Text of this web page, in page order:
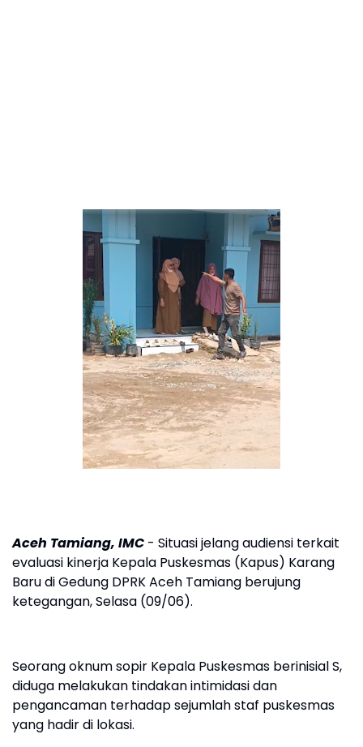
Aceh Tamiang, IMC - Situasi jelang audiensi terkait
evaluasi kinerja Kepala Puskesmas (Kapus) Karang
Baru di Gedung DPRK Aceh Tamiang berujung
ketegangan, Selasa (09/06).
Seorang oknum sopir Kepala Puskesmas berinisial S,
diduga melakukan tindakan intimidasi dan
pengancaman terhadap sejumlah staf puskesmas
yang hadir di lokasi.